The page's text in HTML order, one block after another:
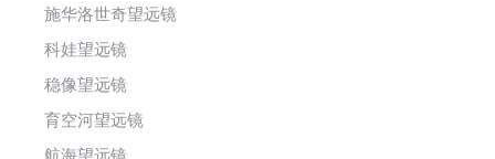
施华洛世奇望远镜
科娃望远镜
稳像望远镜
育空河望远镜